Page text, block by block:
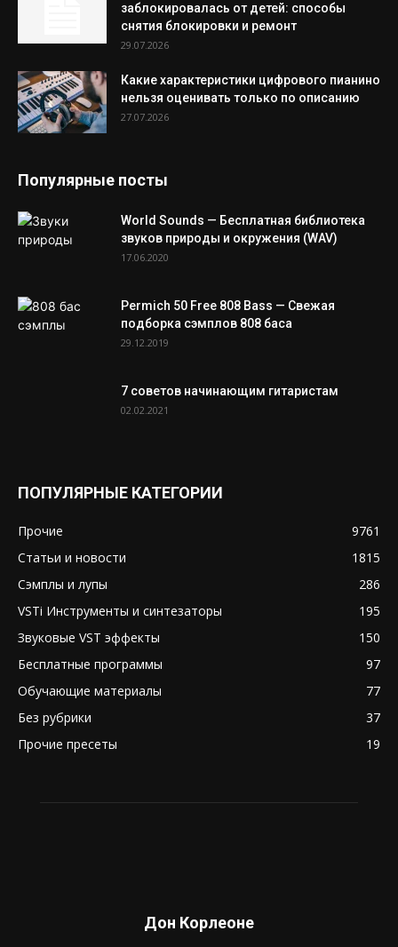
заблокировалась от детей: способы
снятия блокировки и ремонт
29.07.2026
Какие характеристики цифрового пианино
нельзя оценивать только по описанию
27.07.2026
Популярные посты
World Sounds — Бесплатная библиотека
звуков природы и окружения (WAV)
17.06.2020
Permich 50 Free 808 Bass — Свежая
подборка сэмплов 808 баса
29.12.2019
7 советов начинающим гитаристам
02.02.2021
ПОПУЛЯРНЫЕ КАТЕГОРИИ
Прочие
9761
Статьи и новости
1815
Сэмплы и лупы
286
VSTi Инструменты и синтезаторы
195
Звуковые VST эффекты
150
Бесплатные программы
97
Обучающие материалы
77
Без рубрики
37
Прочие пресеты
19
Дон Корлеоне